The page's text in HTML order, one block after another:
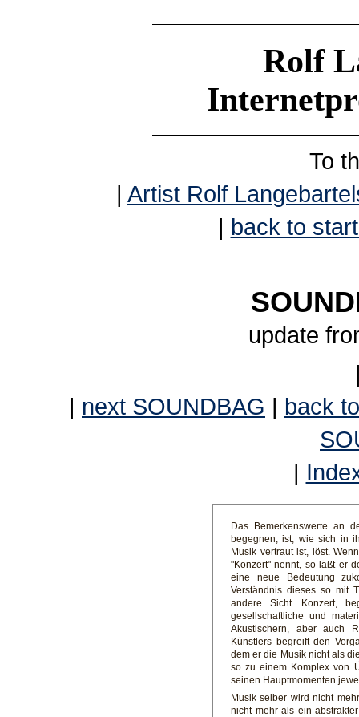
Rolf
To
| Artist Rolf
| back to
update
| next SOUNDBAG | back
|
Das Bemerkenswerte an
begegnen, ist, wie sich in
Musik vertraut ist, löst.
"Konzert" nennt, so läßt er
eine neue Bedeutung
Verständnis dieses so mit
andere Sicht. Konzert,
gesellschaftliche und
Akustischern, aber auch
Künstlers begreift den
dem er die Musik nicht als
so zu einem Komplex von
seinen Hauptmomenten
Musik selber wird nicht
nicht mehr als ein